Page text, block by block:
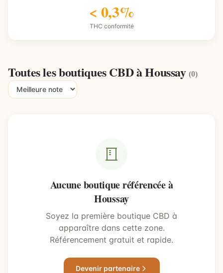
< 0,3%
THC conformité
Toutes les boutiques CBD à Houssay(0)
Aucune boutique référencée à
Houssay
Soyez la première boutique CBD à
apparaître dans cette zone.
Référencement gratuit et rapide.
Devenir partenaire